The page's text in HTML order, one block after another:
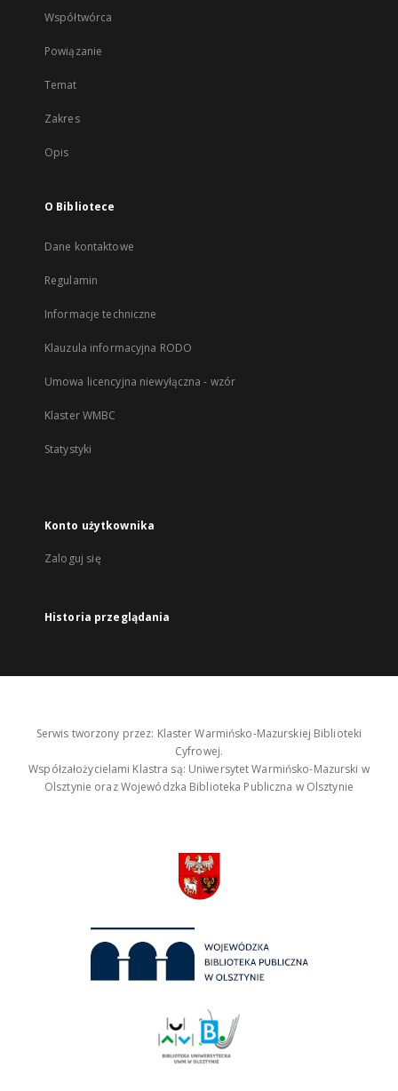
Współtwórca
Powiązanie
Temat
Zakres
Opis
O Bibliotece
Dane kontaktowe
Regulamin
Informacje techniczne
Klauzula informacyjna RODO
Umowa licencyjna niewyłączna - wzór
Klaster WMBC
Statystyki
Konto użytkownika
Zaloguj się
Historia przeglądania
Serwis tworzony przez: Klaster Warmińsko-Mazurskiej Biblioteki
Cyfrowej.
Współzałożycielami Klastra są: Uniwersytet Warmińsko-Mazurski w
Olsztynie oraz Wojewódzka Biblioteka Publiczna w Olsztynie